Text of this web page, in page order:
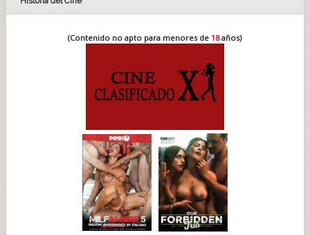
(Contenido no apto para menores de 18años)